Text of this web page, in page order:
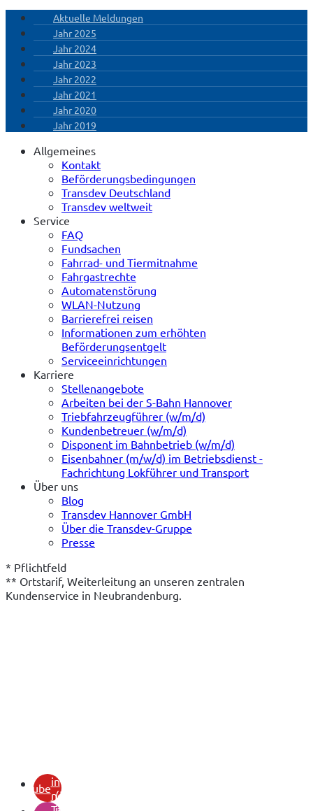
Aktuelle Meldungen
Jahr 2025
Jahr 2024
Jahr 2023
Jahr 2022
Jahr 2021
Jahr 2020
Jahr 2019
Allgemeines
Kontakt
Beförderungsbedingungen
Transdev Deutschland
Transdev weltweit
Service
FAQ
Fundsachen
Fahrrad- und Tiermitnahme
Fahrgastrechte
Automatenstörung
WLAN-Nutzung
Barrierefrei reisen
Informationen zum erhöhten
Beförderungsentgelt
Serviceeinrichtungen
Karriere
Stellenangebote
Arbeiten bei der S-Bahn Hannover
Triebfahrzeugführer (w/m/d)
Kundenbetreuer (w/m/d)
Disponent im Bahnbetrieb (w/m/d)
Eisenbahner (m/w/d) im Betriebsdienst -
Fachrichtung Lokführer und Transport
Über uns
Blog
Transdev Hannover GmbH
Über die Transdev-Gruppe
Presse
* Pflichtfeld
** Ortstarif, Weiterleitung an unseren zentralen
Kundenservice in Neubrandenburg.
youtubein
neuem
(öffnet